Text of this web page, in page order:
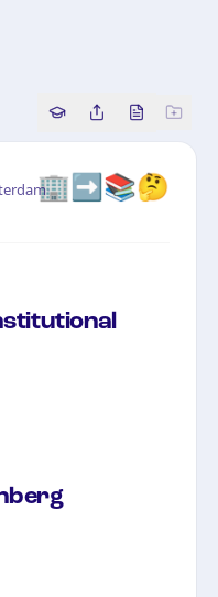
Copy source
Share this
Bekijk
🏢➡️📚🤔
·